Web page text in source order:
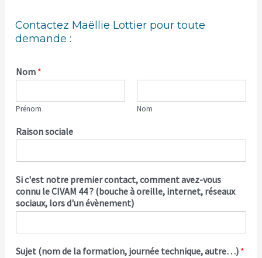
Contactez Maëllie Lottier pour toute
demande :
Nom *
Prénom Nom
Raison sociale
Si c'est notre premier contact, comment avez-vous
connu le CIVAM 44 ? (bouche à oreille, internet, réseaux
sociaux, lors d'un évènement)
Sujet (nom de la formation, journée technique, autre…) *